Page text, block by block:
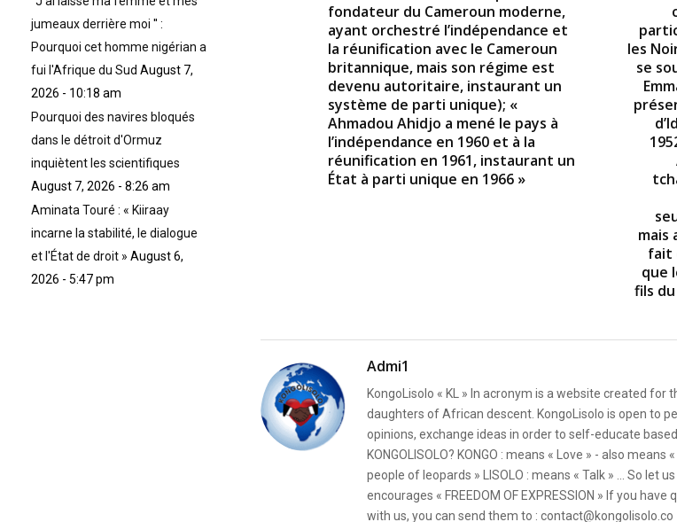
fondateur du Cameroun moderne,
ayant orchestré l’indépendance et
la réunification avec le Cameroun
britannique, mais son régime est
devenu autoritaire, instaurant un
système de parti unique); «
Ahmadou Ahidjo a mené le pays à
l’indépendance en 1960 et à la
réunification en 1961, instaurant un
État à parti unique en 1966 »
les
se
mais
fait
que
fils
Admi1
KongoLisolo « KL » In acronym is a website created
daughters of African descent. KongoLisolo is open to
opinions, exchange ideas in order to self-educate
KONGOLISOLO? KONGO : means « Love » - also
people of leopards » LISOLO : means « Talk » ... So let
encourages « FREEDOM OF EXPRESSION » If you
with us, you can send them to : contact@kongolisolo.co
jumeaux derrière moi '' :
Pourquoi cet homme nigérian a
fui l'Afrique du Sud August 7,
2026 - 10:18 am
Pourquoi des navires bloqués
dans le détroit d'Ormuz
inquiètent les scientifiques
August 7, 2026 - 8:26 am
Aminata Touré : « Kiiraay
incarne la stabilité, le dialogue
et l'État de droit » August 6,
2026 - 5:47 pm